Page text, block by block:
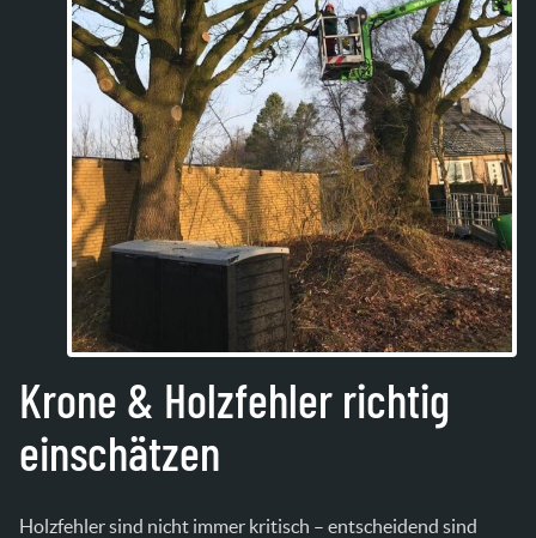
Krone & Holzfehler richtig
einschätzen
Holzfehler sind nicht immer kritisch – entscheidend sind